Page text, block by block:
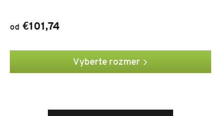
od €101,74
Vyberte rozmer